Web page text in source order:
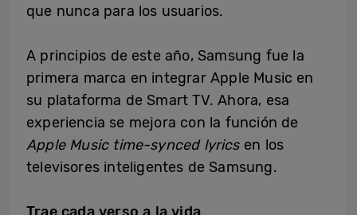
que nunca para los usuarios.
A principios de este año, Samsung fue la
primera marca en integrar Apple Music en
su plataforma de Smart TV. Ahora, esa
experiencia se mejora con la función de
Apple Music time-synced lyricsen los
televisores inteligentes de Samsung.